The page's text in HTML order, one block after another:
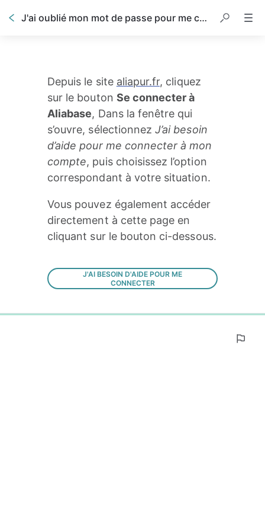
J'ai oublié mon mot de passe pour me connecter à Aliabase !
Depuis le site aliapur.fr, cliquez
sur le bouton Se connecter à
Aliabase, Dans la fenêtre qui
s’ouvre, sélectionnez J’ai besoin
d’aide pour me connecter à mon
compte, puis choisissez l’option
correspondant à votre situation.
Vous pouvez également accéder
directement à cette page en
cliquant sur le bouton ci-dessous.
J'AI BESOIN D'AIDE POUR ME
CONNECTER
0%